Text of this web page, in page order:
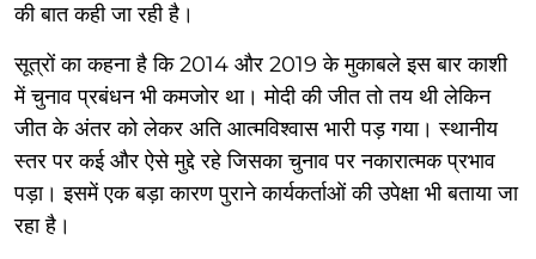
की बात कही जा रही है।
सूत्रों का कहना है कि 2014 और 2019 के मुकाबले इस बार काशी
में चुनाव प्रबंधन भी कमजोर था। मोदी की जीत तो तय थी लेकिन
जीत के अंतर को लेकर अति आत्मविश्वास भारी पड़ गया। स्थानीय
स्तर पर कई और ऐसे मुद्दे रहे जिसका चुनाव पर नकारात्मक प्रभाव
पड़ा। इसमें एक बड़ा कारण पुराने कार्यकर्ताओं की उपेक्षा भी बताया जा
रहा है।